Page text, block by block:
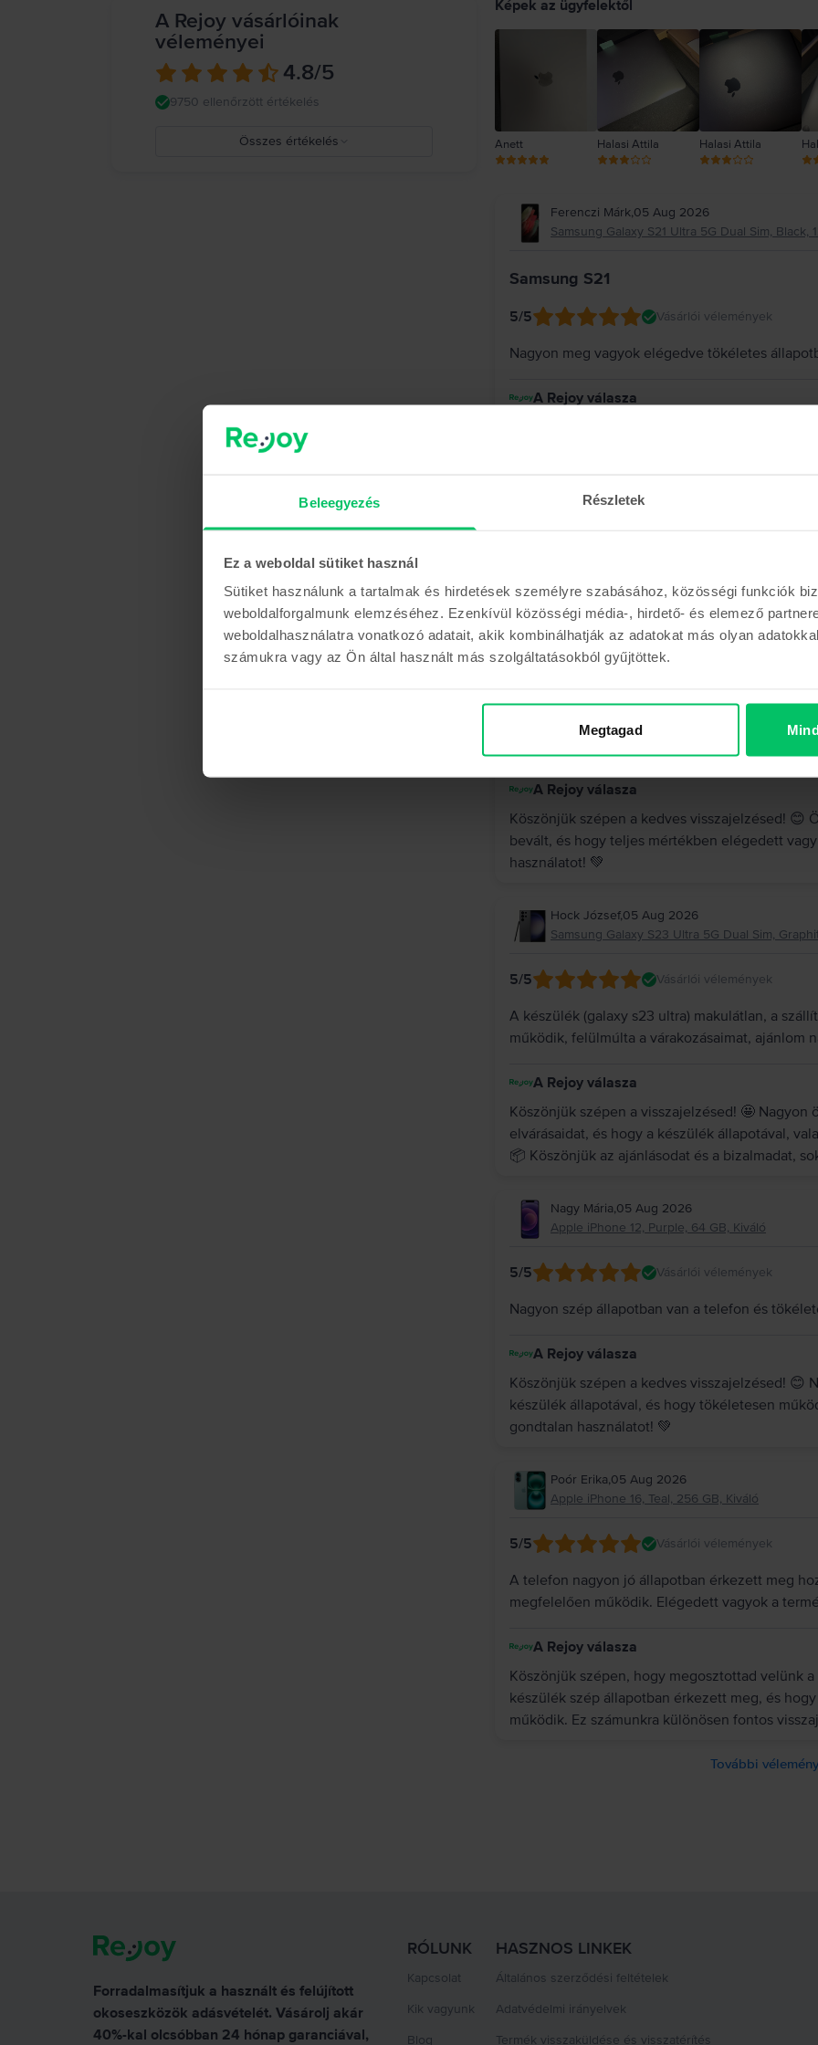
Beleegyezés Részletek
Ez a weboldal sütiket használ
Sütiket használunk a tartalmak és hirdetések személyre szabásához, közösségi funkciók
weboldalforgalmunk elemzéséhez. Ezenkívül közösségi média-, hirdető- és elemező
weboldalhasználatra vonatkozó adatait, akik kombinálhatják az adatokat más olyan
számukra vagy az Ön által használt más szolgáltatásokból gyűjtöttek.
Megtagad
A Rejoy vásárlóinak
véleményei
4.8/5
9750 ellenőrzött értékelés
Összes értékelés
Képek az ügyfelektől
Anett Halasi Attila Halasi Attila
Ferenczi Márk,05 Aug 2026
Samsung Galaxy S21 Ultra 5G Dual Sim, Black,
Samsung S21
5/5 Vásárlói vélemények
Nagyon meg vagyok elégedve tökéletes
A Rejoy válasza
05 Aug 2026
5/5 Vásárlói vélemények
Az újszerűt elvitték az orrom elől így a kiválót
rajta, az akkuja 97%-os. Nagyon elégedett
A Rejoy válasza
Köszönjük szépen a kedves visszajelzésed! 😊
bevált, és hogy teljes mértékben elégedett
használatot! 💚
Hock József,05 Aug 2026
Samsung Galaxy S23 Ultra 5G Dual Sim,
5/5 Vásárlói vélemények
A készülék (galaxy s23 ultra) makulátlan, a
működik, felülmúlta a várakozásaimat, ajánlom
A Rejoy válasza
Köszönjük szépen a visszajelzésed! 🤩
elvárásaidat, és hogy a készülék állapotával,
📦 Köszönjük az ajánlásodat és a bizalmadat,
Nagy Mária,05 Aug 2026
Apple iPhone 12, Purple, 64 GB, Kiváló
5/5 Vásárlói vélemények
Nagyon szép állapotban van a telefon és
A Rejoy válasza
Köszönjük szépen a kedves visszajelzésed! 😊
készülék állapotával, és hogy tökéletesen
gondtalan használatot! 💚
Poór Erika,05 Aug 2026
Apple iPhone 16, Teal, 256 GB, Kiváló
5/5 Vásárlói vélemények
A telefon nagyon jó állapotban érkezett meg
megfelelően működik. Elégedett vagyok a
A Rejoy válasza
Köszönjük szépen, hogy megosztottad velünk
készülék szép állapotban érkezett meg, és
működik. Ez számunkra különösen fontos
További
Forradalmasítjuk a használt és felújított
okoseszközök adásvételét. Vásárolj akár
40%-kal olcsóbban 24 hónap garanciával,
RÓLUNK
Kapcsolat
Kik vagyunk
Blog
HASZNOS LINKEK
Általános szerződési feltételek
Adatvédelmi irányelvek
Termék visszaküldése és visszatérítés